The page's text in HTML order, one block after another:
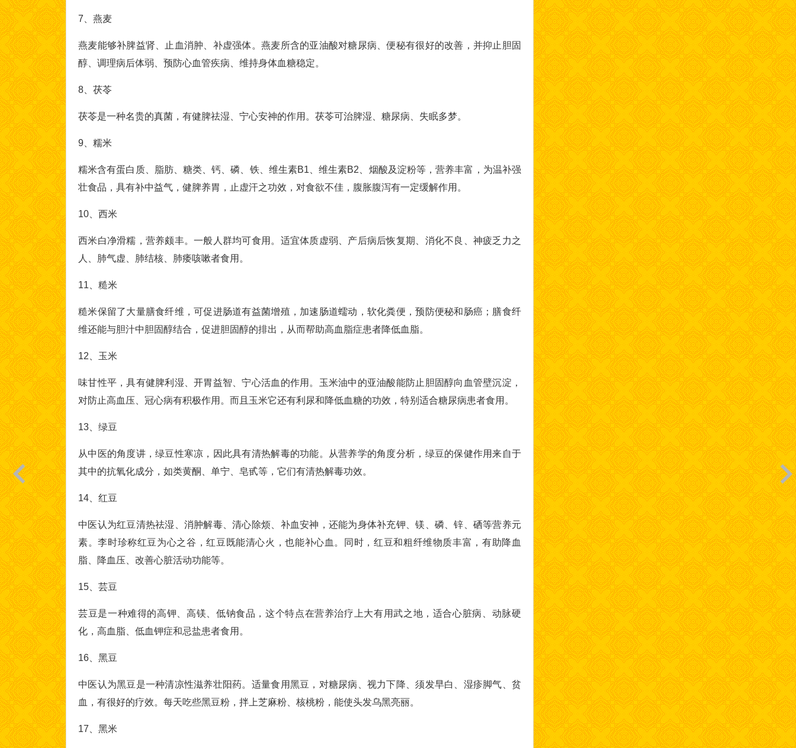
7、燕麦
燕麦能够补脾益肾、止血消肿、补虚强体。燕麦所含的亚油酸对糖尿病、便秘有很好的改善，并抑止胆固
醇、调理病后体弱、预防心血管疾病、维持身体血糖稳定。
8、茯苓
茯苓是一种名贵的真菌，有健脾祛湿、宁心安神的作用。茯苓可治脾湿、糖尿病、失眠多梦。
9、糯米
糯米含有蛋白质、脂肪、糖类、钙、磷、铁、维生素B1、维生素B2、烟酸及淀粉等，营养丰富，为温补强
壮食品，具有补中益气，健脾养胃，止虚汗之功效，对食欲不佳，腹胀腹泻有一定缓解作用。
10、西米
西米白净滑糯，营养颇丰。一般人群均可食用。适宜体质虚弱、产后病后恢复期、消化不良、神疲乏力之
人、肺气虚、肺结核、肺痿咳嗽者食用。
11、糙米
糙米保留了大量膳食纤维，可促进肠道有益菌增殖，加速肠道蠕动，软化粪便，预防便秘和肠癌；膳食纤
维还能与胆汁中胆固醇结合，促进胆固醇的排出，从而帮助高血脂症患者降低血脂。
12、玉米
味甘性平，具有健脾利湿、开胃益智、宁心活血的作用。玉米油中的亚油酸能防止胆固醇向血管壁沉淀，
对防止高血压、冠心病有积极作用。而且玉米它还有利尿和降低血糖的功效，特别适合糖尿病患者食用。
13、绿豆
从中医的角度讲，绿豆性寒凉，因此具有清热解毒的功能。从营养学的角度分析，绿豆的保健作用来自于
其中的抗氧化成分，如类黄酮、单宁、皂甙等，它们有清热解毒功效。
14、红豆
中医认为红豆清热祛湿、消肿解毒、清心除烦、补血安神，还能为身体补充钾、镁、磷、锌、硒等营养元
素。李时珍称红豆为心之谷，红豆既能清心火，也能补心血。同时，红豆和粗纤维物质丰富，有助降血
脂、降血压、改善心脏活动功能等。
15、芸豆
芸豆是一种难得的高钾、高镁、低钠食品，这个特点在营养治疗上大有用武之地，适合心脏病、动脉硬
化，高血脂、低血钾症和忌盐患者食用。
16、黑豆
中医认为黑豆是一种清凉性滋养壮阳药。适量食用黑豆，对糖尿病、视力下降、须发早白、湿疹脚气、贫
血，有很好的疗效。每天吃些黑豆粉，拌上芝麻粉、核桃粉，能使头发乌黑亮丽。
17、黑米